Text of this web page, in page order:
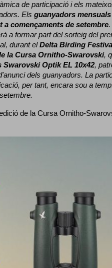
de participació i els
Els guanyadors mensuals
a començaments de setembre.
a formar part del sorteig del
durant el Delta Birding
la Cursa Ornitho-Swarovski,
Swarovski Optik EL 10x42,
dels guanyadors. La
per tant, encara sou a
de la Cursa Ornitho-